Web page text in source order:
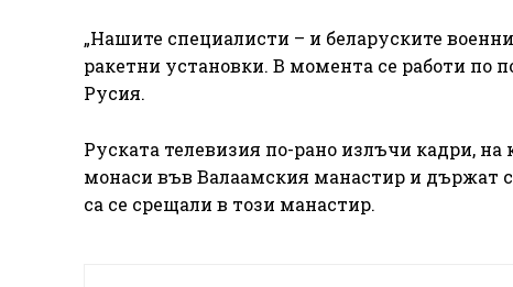
„Нашите специалисти – и беларуските
ракетни установки. В момента се работи по
Русия.
Руската телевизия по-рано излъчи кадри,
монаси във Валаамския манастир и държат
са се срещали в този манастир.